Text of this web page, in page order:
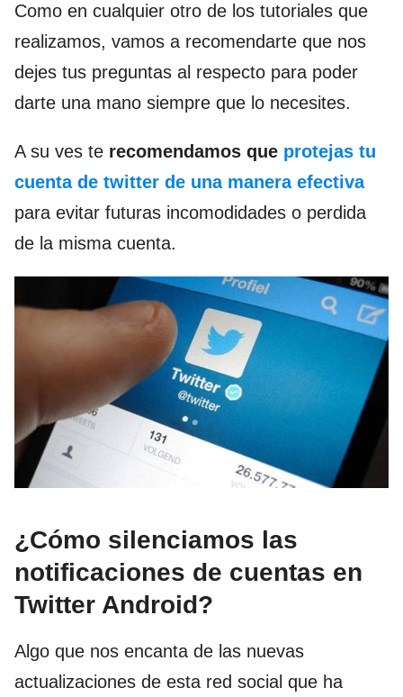
Como en cualquier otro de los tutoriales que
realizamos, vamos a recomendarte que nos
dejes tus preguntas al respecto para poder
darte una mano siempre que lo necesites.
A su ves te recomendamos que protejas tu
cuenta de twitter de una manera efectiva
para evitar futuras incomodidades o perdida
de la misma cuenta.
¿Cómo silenciamos las
notificaciones de cuentas en
Twitter Android?
Algo que nos encanta de las nuevas
actualizaciones de esta red social que ha